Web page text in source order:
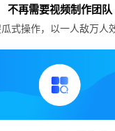
不再需要视频制作团队
式操作，以一人敌万人